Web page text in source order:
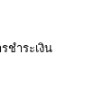
ชำระเงิน